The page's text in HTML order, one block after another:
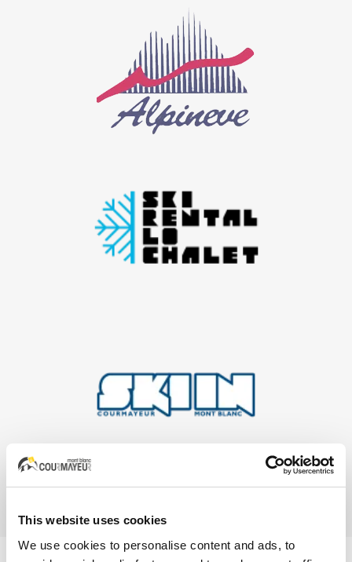
This website uses cookies
We use cookies to personalise content and ads, to